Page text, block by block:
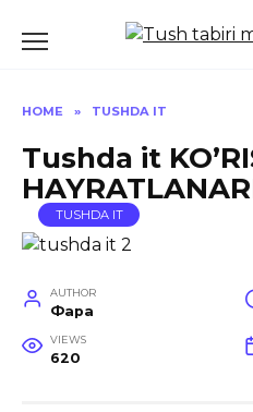
HOME » TUSHDA IT
Tushda it
TUSHDA IT
AUTHOR
Фара
VIEWS
620